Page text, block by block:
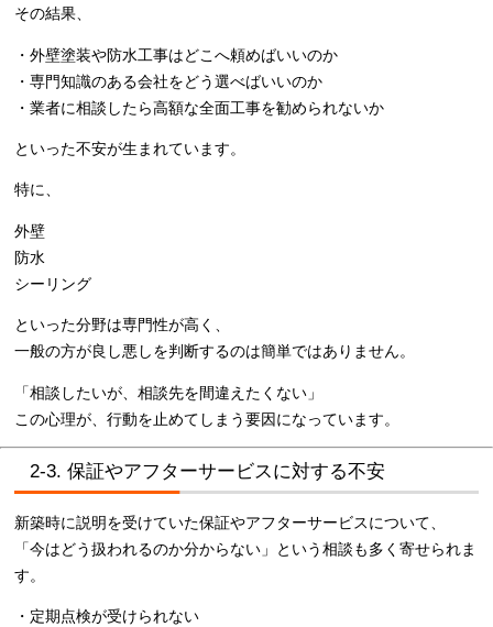
その結果、
・外壁塗装や防水工事はどこへ頼めばいいのか
・専門知識のある会社をどう選べばいいのか
・業者に相談したら高額な全面工事を勧められないか
といった不安が生まれています。
特に、
外壁
防水
シーリング
といった分野は専門性が高く、
一般の方が良し悪しを判断するのは簡単ではありません。
「相談したいが、相談先を間違えたくない」
この心理が、行動を止めてしまう要因になっています。
2-3. 保証やアフターサービスに対する不安
新築時に説明を受けていた保証やアフターサービスについて、
「今はどう扱われるのか分からない」という相談も多く寄せられま
す。
・定期点検が受けられない